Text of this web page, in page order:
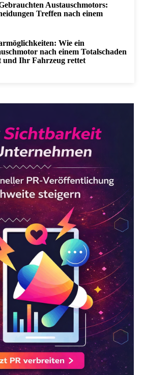
Austauschmotors:
Treffen nach einem
Wie ein
nach einem Totalschaden
und Ihr Fahrzeug rettet